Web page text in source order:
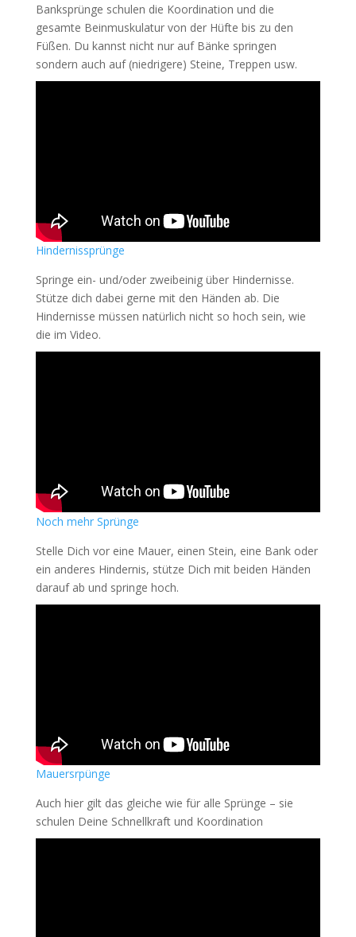
Banksprünge schulen die Koordination und die
gesamte Beinmuskulatur von der Hüfte bis zu den
Füßen. Du kannst nicht nur auf Bänke springen
sondern auch auf (niedrigere) Steine, Treppen usw.
Hindernissprünge
Springe ein- und/oder zweibeinig über Hindernisse.
Stütze dich dabei gerne mit den Händen ab. Die
Hindernisse müssen natürlich nicht so hoch sein, wie
die im Video.
Noch mehrSprünge
Stelle Dich vor eine Mauer, einen Stein, eine Bank oder
ein anderes Hindernis, stütze Dich mit beiden Händen
darauf ab und springe hoch.
Mauersrpünge
Auch hier gilt das gleiche wie für alle Sprünge – sie
schulen Deine Schnellkraft und Koordination